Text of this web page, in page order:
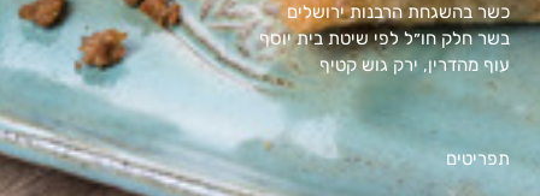
כשר בהשגחת הרבנות ירושלים
בשר חלק חו״ל לפי שיטת בית יוסף
עוף מהדרין, ירק גוש קטיף
תפריטים